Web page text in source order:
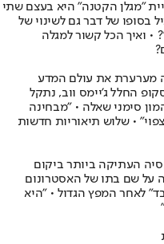
"מגלן הקטנה" היא בעצם שתי
בסופו של דבר גם לשינוי של
• ואיך הכל קשור למגלה
מערערת את עולם המדע
החלל ג'יימס ווב, נתקל
סימני שאלה • "מבחינה
• שלוש תיאוריות חדשות
העתיקה ביותר ביקום
על שם בתו של האסטרונום
שנים "בלבד" לאחר המפץ הגדול • "היא